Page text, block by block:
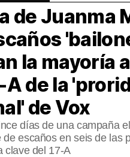
TV
+
de Juanma
la mayoría
A de la
de Vox
días de una campaña
de escaños en seis de las
clave del 17-A